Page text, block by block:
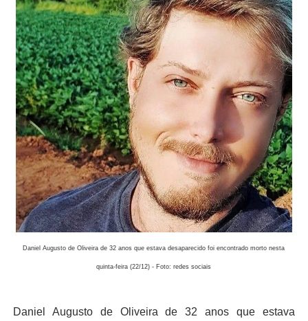
Daniel Augusto de Oliveira de 32 anos que estava desaparecido foi encontrado morto nesta
quinta-feira (22/12) - Foto: redes sociais
Daniel Augusto de Oliveira de 32 anos que estava